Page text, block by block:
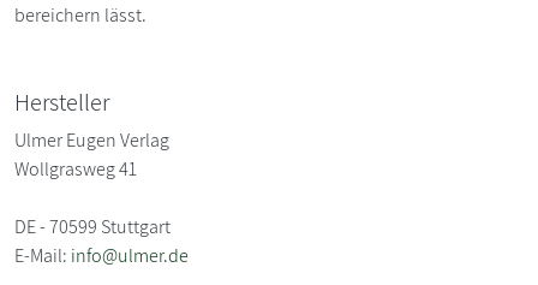
bereichern lässt.
Hersteller
Ulmer Eugen Verlag
Wollgrasweg 41
DE - 70599 Stuttgart
E-Mail: info@ulmer.de